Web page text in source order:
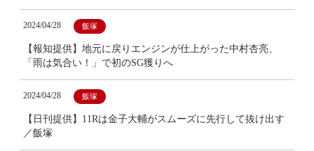
2024/04/28 飯塚
【報知提供】地元に戻りエンジンが仕上がった中村杏亮、
「雨は気合い！」で初のSG獲りへ
2024/04/28 飯塚
【日刊提供】11Rは金子大輔がスムーズに先行して抜け出す
／飯塚